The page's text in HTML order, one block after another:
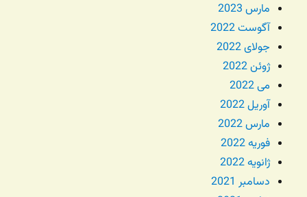
مارس 2023
آگوست 2022
جولای 2022
ژوئن 2022
می 2022
آوریل 2022
مارس 2022
فوریه 2022
ژانویه 2022
دسامبر 2021